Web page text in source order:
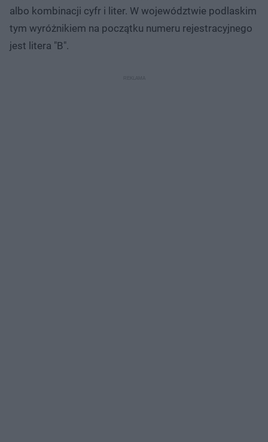
albo kombinacji cyfr i liter. W województwie podlaskim
tym wyróżnikiem na początku numeru rejestracyjnego
jest litera "B".